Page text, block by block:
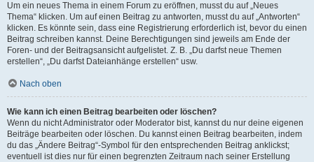
Um ein neues Thema in einem Forum zu eröffnen, musst du auf „Neues
Thema“ klicken. Um auf einen Beitrag zu antworten, musst du auf „Antworten“
klicken. Es könnte sein, dass eine Registrierung erforderlich ist, bevor du einen
Beitrag schreiben kannst. Deine Berechtigungen sind jeweils am Ende der
Foren- und der Beitragsansicht aufgelistet. Z. B. „Du darfst neue Themen
erstellen“, „Du darfst Dateianhänge erstellen“ usw.
Nach oben
Wie kann ich einen Beitrag bearbeiten oder löschen?
Wenn du nicht Administrator oder Moderator bist, kannst du nur deine eigenen
Beiträge bearbeiten oder löschen. Du kannst einen Beitrag bearbeiten, indem
du das „Ändere Beitrag“-Symbol für den entsprechenden Beitrag anklickst;
eventuell ist dies nur für einen begrenzten Zeitraum nach seiner Erstellung